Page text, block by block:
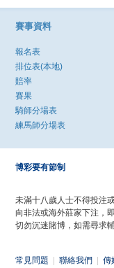
賽事資料
報名表
排位表(本地)
賠率
賽果
騎師分場表
練馬師分場表
博彩要有節制
未滿十八歲人士不得投注
向非法或海外莊家下注，
切勿沉迷賭博，如需尋求
常見問題 聯絡我們 傳